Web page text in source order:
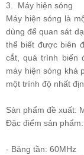
3. Máy hiện sóng
Máy hiện sóng là
dùng để quan sát
thể biết được biên
cắt, quá trình biến
máy hiện sóng khá
một trình độ nhất
Sản phẩm đề xuất:
Đặc điểm sản phẩm:
- Băng tần: 60MHz